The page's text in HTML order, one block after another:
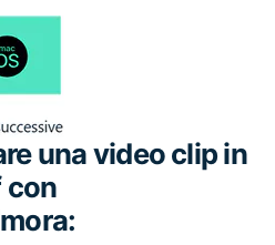
una video clip in
con